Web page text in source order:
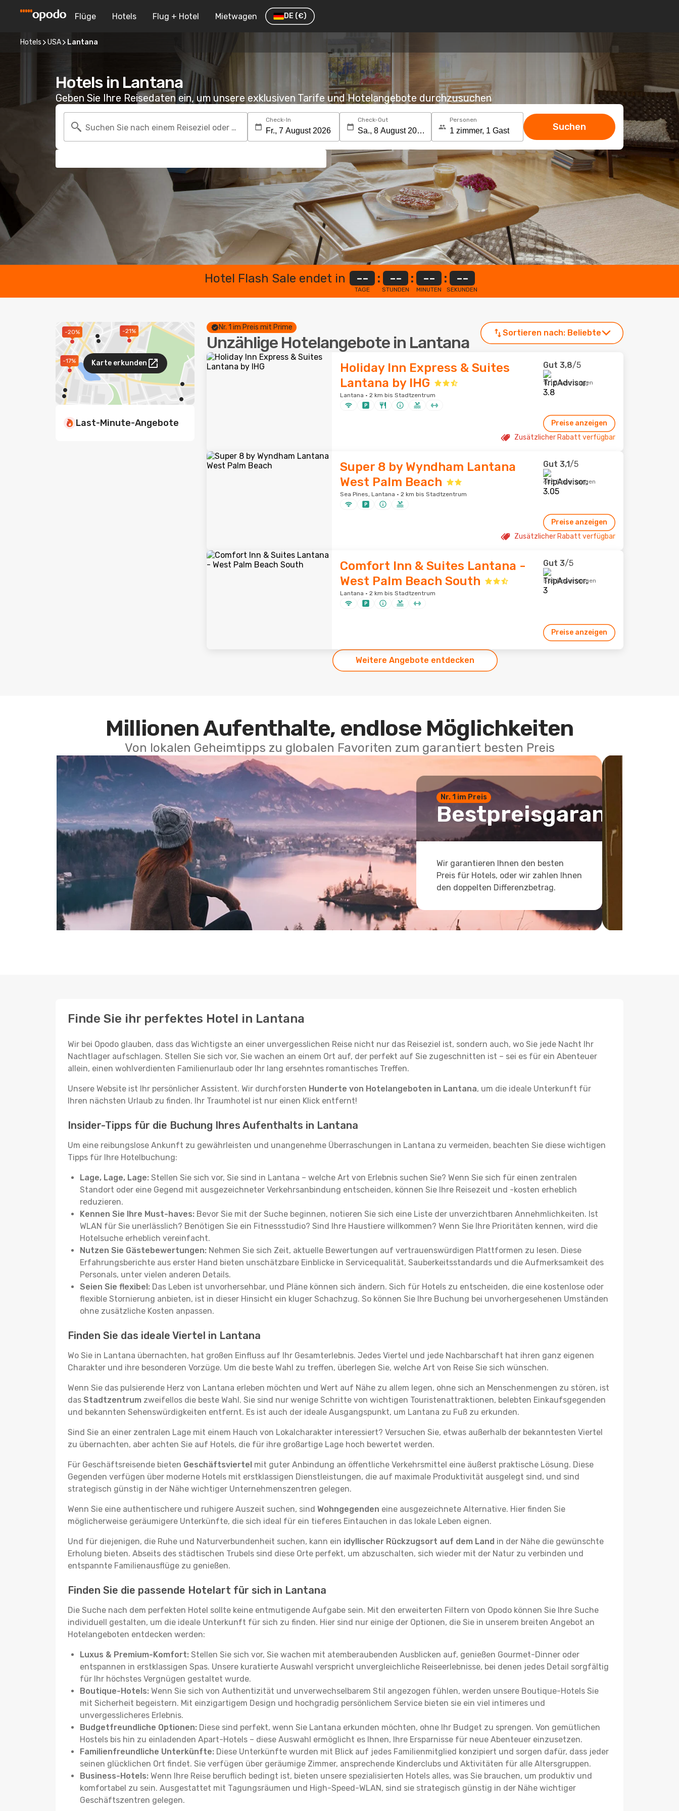
Flüge Hotels Flug + Hotel Mietwagen DE (€)
Hotels USA Lantana
Hotels in Lantana
Geben Sie Ihre Reisedaten ein, um unsere exklusiven Tarife und Hotelangebote durchzusuchen
Suchen Sie nach einem Reiseziel oder Hotel
Check-In Check-Out Personen
Suchen
Hotel Flash Sale endet in --
TAGE
: --
STUNDEN
: --
MINUTEN
: --
SEKUNDEN
-20% -21%
-17% Karte erkunden
Last-Minute-Angebote
Nr. 1 im Preis mit Prime
Unzählige Hotelangebote in Lantana
Sortieren nach: Beliebte
Holiday Inn Express & Suites
Lantana by IHG
Lantana · 2 km bis Stadtzentrum
Gut 3,8/5
101 Bewertungen
Preise anzeigen
Zusätzlicher Rabatt verfügbar
Super 8 by Wyndham Lantana
West Palm Beach
Sea Pines, Lantana · 2 km bis Stadtzentrum
Gut 3,1/5
653 Bewertungen
Preise anzeigen
Zusätzlicher Rabatt verfügbar
Comfort Inn & Suites Lantana -
West Palm Beach South
Lantana · 2 km bis Stadtzentrum
Gut 3/5
538 Bewertungen
Preise anzeigen
Weitere Angebote entdecken
Millionen Aufenthalte, endlose Möglichkeiten
Von lokalen Geheimtipps zu globalen Favoriten zum garantiert besten Preis
Nr. 1 im Preis
Bestpreisgarantie
Wir garantieren Ihnen den besten
Preis für Hotels, oder wir zahlen Ihnen
den doppelten Differenzbetrag.
Finde Sie ihr perfektes Hotel in Lantana
Wir bei Opodo glauben, dass das Wichtigste an einer unvergesslichen Reise nicht nur das Reiseziel ist, sondern auch, wo Sie jede Nacht Ihr
Nachtlager aufschlagen. Stellen Sie sich vor, Sie wachen an einem Ort auf, der perfekt auf Sie zugeschnitten ist – sei es für ein Abenteuer
allein, einen wohlverdienten Familienurlaub oder Ihr lang ersehntes romantisches Treffen.
Unsere Website ist Ihr persönlicher Assistent. Wir durchforsten Hunderte von Hotelangeboten in Lantana, um die ideale Unterkunft für
Ihren nächsten Urlaub zu finden. Ihr Traumhotel ist nur einen Klick entfernt!
Insider-Tipps für die Buchung Ihres Aufenthalts in Lantana
Um eine reibungslose Ankunft zu gewährleisten und unangenehme Überraschungen in Lantana zu vermeiden, beachten Sie diese wichtigen
Tipps für Ihre Hotelbuchung:
Lage, Lage, Lage: Stellen Sie sich vor, Sie sind in Lantana – welche Art von Erlebnis suchen Sie? Wenn Sie sich für einen zentralen
Standort oder eine Gegend mit ausgezeichneter Verkehrsanbindung entscheiden, können Sie Ihre Reisezeit und -kosten erheblich
reduzieren.
Kennen Sie Ihre Must-haves: Bevor Sie mit der Suche beginnen, notieren Sie sich eine Liste der unverzichtbaren Annehmlichkeiten. Ist
WLAN für Sie unerlässlich? Benötigen Sie ein Fitnessstudio? Sind Ihre Haustiere willkommen? Wenn Sie Ihre Prioritäten kennen, wird die
Hotelsuche erheblich vereinfacht.
Nutzen Sie Gästebewertungen: Nehmen Sie sich Zeit, aktuelle Bewertungen auf vertrauenswürdigen Plattformen zu lesen. Diese
Erfahrungsberichte aus erster Hand bieten unschätzbare Einblicke in Servicequalität, Sauberkeitsstandards und die Aufmerksamkeit des
Personals, unter vielen anderen Details.
Seien Sie flexibel: Das Leben ist unvorhersehbar, und Pläne können sich ändern. Sich für Hotels zu entscheiden, die eine kostenlose oder
flexible Stornierung anbieten, ist in dieser Hinsicht ein kluger Schachzug. So können Sie Ihre Buchung bei unvorhergesehenen Umständen
ohne zusätzliche Kosten anpassen.
Finden Sie das ideale Viertel in Lantana
Wo Sie in Lantana übernachten, hat großen Einfluss auf Ihr Gesamterlebnis. Jedes Viertel und jede Nachbarschaft hat ihren ganz eigenen
Charakter und ihre besonderen Vorzüge. Um die beste Wahl zu treffen, überlegen Sie, welche Art von Reise Sie sich wünschen.
Wenn Sie das pulsierende Herz von Lantana erleben möchten und Wert auf Nähe zu allem legen, ohne sich an Menschenmengen zu stören, ist
das Stadtzentrum zweifellos die beste Wahl. Sie sind nur wenige Schritte von wichtigen Touristenattraktionen, belebten Einkaufsgegenden
und bekannten Sehenswürdigkeiten entfernt. Es ist auch der ideale Ausgangspunkt, um Lantana zu Fuß zu erkunden.
Sind Sie an einer zentralen Lage mit einem Hauch von Lokalcharakter interessiert? Versuchen Sie, etwas außerhalb der bekanntesten Viertel
zu übernachten, aber achten Sie auf Hotels, die für ihre großartige Lage hoch bewertet werden.
Für Geschäftsreisende bieten Geschäftsviertel mit guter Anbindung an öffentliche Verkehrsmittel eine äußerst praktische Lösung. Diese
Gegenden verfügen über moderne Hotels mit erstklassigen Dienstleistungen, die auf maximale Produktivität ausgelegt sind, und sind
strategisch günstig in der Nähe wichtiger Unternehmenszentren gelegen.
Wenn Sie eine authentischere und ruhigere Auszeit suchen, sind Wohngegenden eine ausgezeichnete Alternative. Hier finden Sie
möglicherweise geräumigere Unterkünfte, die sich ideal für ein tieferes Eintauchen in das lokale Leben eignen.
Und für diejenigen, die Ruhe und Naturverbundenheit suchen, kann ein idyllischer Rückzugsort auf dem Land in der Nähe die gewünschte
Erholung bieten. Abseits des städtischen Trubels sind diese Orte perfekt, um abzuschalten, sich wieder mit der Natur zu verbinden und
entspannte Familienausflüge zu genießen.
Finden Sie die passende Hotelart für sich in Lantana
Die Suche nach dem perfekten Hotel sollte keine entmutigende Aufgabe sein. Mit den erweiterten Filtern von Opodo können Sie Ihre Suche
individuell gestalten, um die ideale Unterkunft für sich zu finden. Hier sind nur einige der Optionen, die Sie in unserem breiten Angebot an
Hotelangeboten entdecken werden:
Luxus & Premium-Komfort: Stellen Sie sich vor, Sie wachen mit atemberaubenden Ausblicken auf, genießen Gourmet-Dinner oder
entspannen in erstklassigen Spas. Unsere kuratierte Auswahl verspricht unvergleichliche Reiseerlebnisse, bei denen jedes Detail sorgfältig
für Ihr höchstes Vergnügen gestaltet wurde.
Boutique-Hotels: Wenn Sie sich von Authentizität und unverwechselbarem Stil angezogen fühlen, werden unsere Boutique-Hotels Sie
mit Sicherheit begeistern. Mit einzigartigem Design und hochgradig persönlichem Service bieten sie ein viel intimeres und
unvergesslicheres Erlebnis.
Budgetfreundliche Optionen: Diese sind perfekt, wenn Sie Lantana erkunden möchten, ohne Ihr Budget zu sprengen. Von gemütlichen
Hostels bis hin zu einladenden Apart-Hotels – diese Auswahl ermöglicht es Ihnen, Ihre Ersparnisse für neue Abenteuer einzusetzen.
Familienfreundliche Unterkünfte: Diese Unterkünfte wurden mit Blick auf jedes Familienmitglied konzipiert und sorgen dafür, dass jeder
seinen glücklichen Ort findet. Sie verfügen über geräumige Zimmer, ansprechende Kinderclubs und Aktivitäten für alle Altersgruppen.
Business-Hotels: Wenn Ihre Reise beruflich bedingt ist, bieten unsere spezialisierten Hotels alles, was Sie brauchen, um produktiv und
komfortabel zu sein. Ausgestattet mit Tagungsräumen und High-Speed-WLAN, sind sie strategisch günstig in der Nähe wichtiger
Geschäftszentren gelegen.